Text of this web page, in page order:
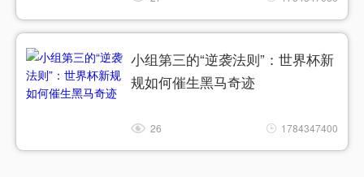
小组第三的“逆袭法则”：世界杯新
规如何催生黑马奇迹
26 1784347400